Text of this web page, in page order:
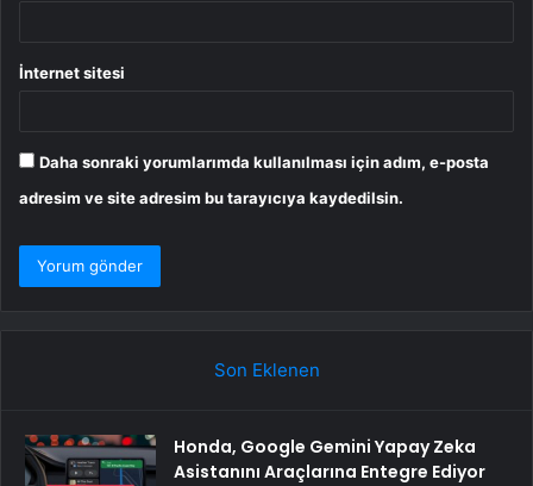
İnternet sitesi
Daha sonraki yorumlarımda kullanılması için adım, e-posta
adresim ve site adresim bu tarayıcıya kaydedilsin.
Son Eklenen
Honda, Google Gemini Yapay Zeka
Asistanını Araçlarına Entegre Ediyor